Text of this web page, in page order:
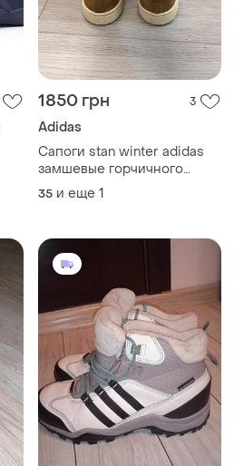
1850 грн 3
Adidas
Сапоги stan winter adidas
замшевые горчичного
цвета
35 и еще 1